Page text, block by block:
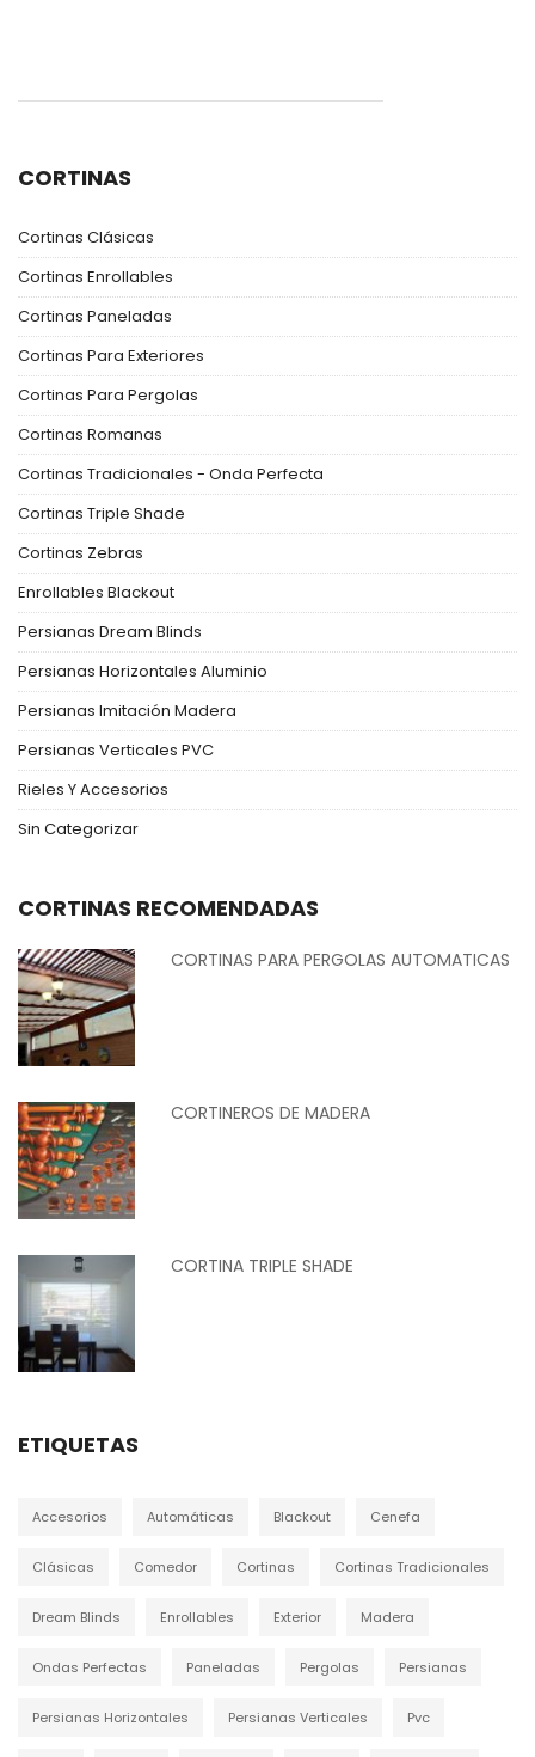
CORTINAS
Cortinas Clásicas
Cortinas Enrollables
Cortinas Paneladas
Cortinas Para Exteriores
Cortinas Para Pergolas
Cortinas Romanas
Cortinas Tradicionales - Onda Perfecta
Cortinas Triple Shade
Cortinas Zebras
Enrollables Blackout
Persianas Dream Blinds
Persianas Horizontales Aluminio
Persianas Imitación Madera
Persianas Verticales PVC
Rieles Y Accesorios
Sin Categorizar
CORTINAS RECOMENDADAS
CORTINAS PARA PERGOLAS AUTOMATICAS
CORTINEROS DE MADERA
CORTINA TRIPLE SHADE
ETIQUETAS
Accesorios Automáticas Blackout Cenefa
Clásicas Comedor Cortinas Cortinas Tradicionales
Dream Blinds Enrollables Exterior Madera
Ondas Perfectas Paneladas Pergolas Persianas
Persianas Horizontales Persianas Verticales Pvc